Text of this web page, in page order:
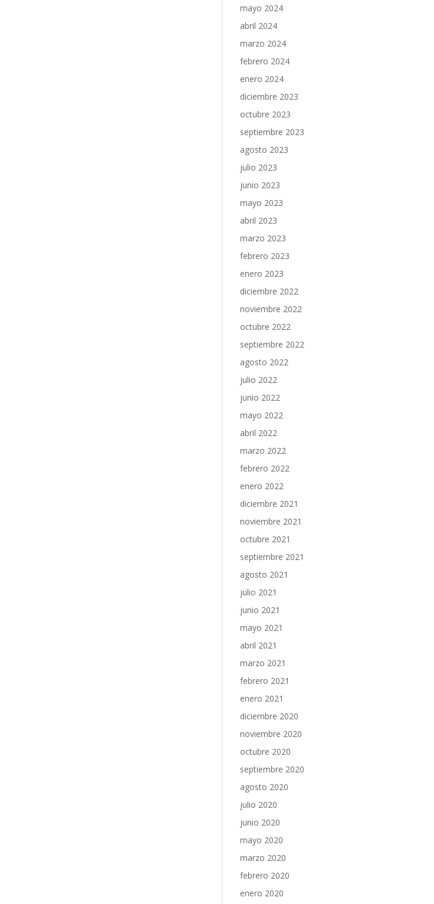
mayo 2024
abril 2024
marzo 2024
febrero 2024
enero 2024
diciembre 2023
octubre 2023
septiembre 2023
agosto 2023
julio 2023
junio 2023
mayo 2023
abril 2023
marzo 2023
febrero 2023
enero 2023
diciembre 2022
noviembre 2022
octubre 2022
septiembre 2022
agosto 2022
julio 2022
junio 2022
mayo 2022
abril 2022
marzo 2022
febrero 2022
enero 2022
diciembre 2021
noviembre 2021
octubre 2021
septiembre 2021
agosto 2021
julio 2021
junio 2021
mayo 2021
abril 2021
marzo 2021
febrero 2021
enero 2021
diciembre 2020
noviembre 2020
octubre 2020
septiembre 2020
agosto 2020
julio 2020
junio 2020
mayo 2020
marzo 2020
febrero 2020
enero 2020